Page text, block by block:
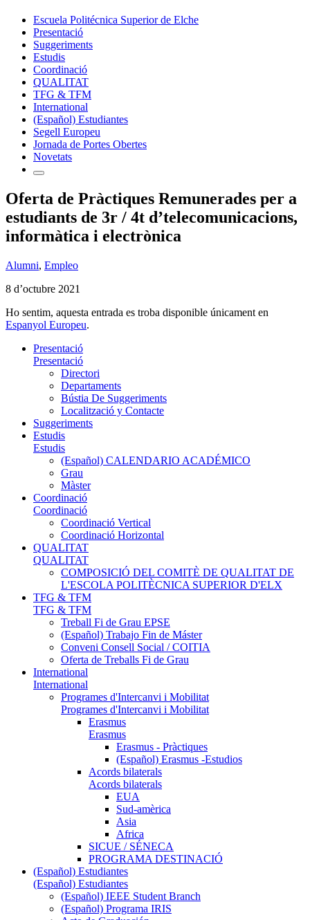
Escuela Politécnica Superior de Elche
Presentació
Suggeriments
Estudis
Coordinació
QUALITAT
TFG & TFM
International
(Español) Estudiantes
Segell Europeu
Jornada de Portes Obertes
Novetats
Oferta de Pràctiques Remunerades per a
estudiants de 3r / 4t d’telecomunicacions,
informàtica i electrònica
Alumni, Empleo
8 d’octubre 2021
Ho sentim, aquesta entrada es troba disponible únicament en
Espanyol Europeu.
Presentació
Presentació
Directori
Departaments
Bústia De Suggeriments
Localització y Contacte
Suggeriments
Estudis
Estudis
(Español) CALENDARIO ACADÉMICO
Grau
Màster
Coordinació
Coordinació
Coordinació Vertical
Coordinació Horizontal
QUALITAT
QUALITAT
COMPOSICIÓ DEL COMITÈ DE QUALITAT DE
L'ESCOLA POLITÈCNICA SUPERIOR D'ELX
TFG & TFM
TFG & TFM
Treball Fi de Grau EPSE
(Español) Trabajo Fin de Máster
Conveni Consell Social / COITIA
Oferta de Treballs Fi de Grau
International
International
Programes d'Intercanvi i Mobilitat
Programes d'Intercanvi i Mobilitat
Erasmus
Erasmus
Erasmus - Pràctiques
(Español) Erasmus -Estudios
Acords bilaterals
Acords bilaterals
EUA
Sud-amèrica
Asia
Africa
SICUE / SÉNECA
PROGRAMA DESTINACIÓ
(Español) Estudiantes
(Español) Estudiantes
(Español) IEEE Student Branch
(Español) Programa IRIS